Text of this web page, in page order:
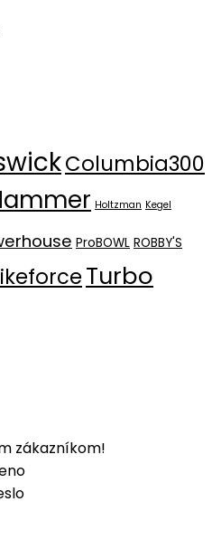
Columbia300
Holtzman Kegel
ProBOWL ROBBY'S
Turbo
zákazníkom!